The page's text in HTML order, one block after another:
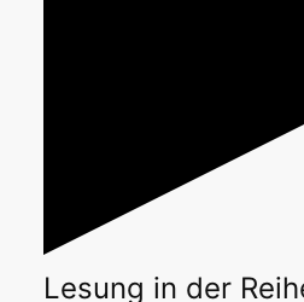
Lesung in der